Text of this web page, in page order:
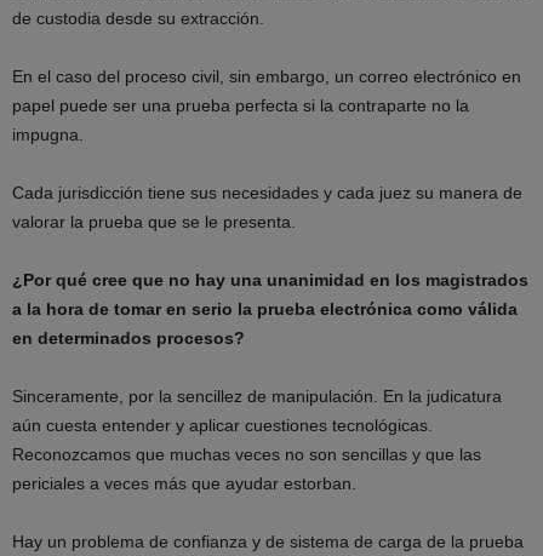
de custodia desde su extracción.
En el caso del proceso civil, sin embargo, un correo electrónico en
papel puede ser una prueba perfecta si la contraparte no la
impugna.
Cada jurisdicción tiene sus necesidades y cada juez su manera de
valorar la prueba que se le presenta.
¿Por qué cree que no hay una unanimidad en los magistrados
a la hora de tomar en serio la prueba electrónica como válida
en determinados procesos?
Sinceramente, por la sencillez de manipulación. En la judicatura
aún cuesta entender y aplicar cuestiones tecnológicas.
Reconozcamos que muchas veces no son sencillas y que las
periciales a veces más que ayudar estorban.
Hay un problema de confianza y de sistema de carga de la prueba